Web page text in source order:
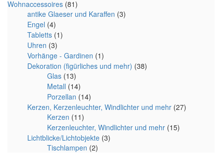
Wohnaccessoires (81)
antike Glaeser und Karaffen (3)
Engel (4)
Tabletts (1)
Uhren (3)
Vorhänge - Gardinen (1)
Dekoration (figürliches und mehr) (38)
Glas (13)
Metall (14)
Porzellan (14)
Kerzen, Kerzenleuchter, Windlichter und mehr (27)
Kerzen (11)
Kerzenleuchter, Windlichter und mehr (15)
Lichtblicke/Lichtobjekte (3)
Tischlampen (2)